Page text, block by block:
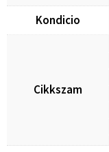
Kondicio
Cikkszam